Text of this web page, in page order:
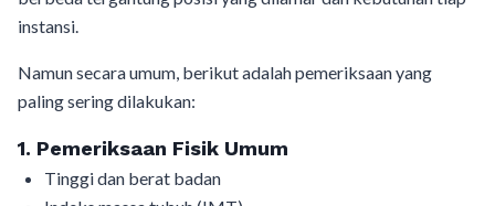
instansi.
Namun secara umum, berikut adalah pemeriksaan yang
paling sering dilakukan:
1. Pemeriksaan Fisik Umum
Tinggi dan berat badan